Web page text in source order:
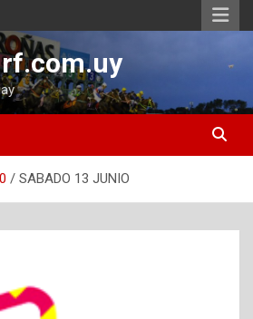
SABADO 13 JUNIO